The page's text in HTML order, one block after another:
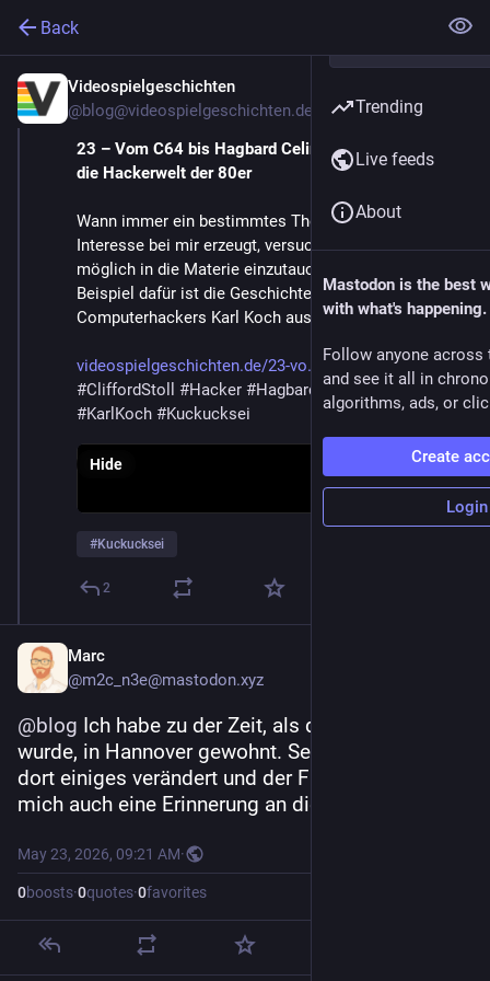
Back
Videospielgeschichten
@blog@videospielgeschichten.de
23 – Vom C64 bis Hagbard Celine: Mein Deep Dive in
die Hackerwelt der 80er
Wann immer ein bestimmtes Thema ein größeres
Interesse bei mir erzeugt, versuche ich so tief wie
möglich in die Materie einzutauchen. Ein perfektes
Beispiel dafür ist die Geschichte des
Computerhackers Karl Koch aus Hannover.
videospielgeschichten.de/23-vo #23 #C64 #CeBIT
#CliffordStoll
#Hacker #HagbardCeline #Illuminatus
#KarlKoch #Kuckucksei
Hide
#Kuckucksei
2
Marc
@m2c_n3e@mastodon.xyz
@blog Ich habe zu der Zeit, als der Film gedreht
wurde, in Hannover gewohnt. Seitdem hat sich
dort einiges verändert und der Film ist daher für
mich auch eine Erinnerung an die späten 90er.
May 23, 2026, 09:21 AM·
0boosts·0quotes·0favorites
Trending
Live feeds
About
Mastodon is the best
with what's happening.
Follow anyone across
and see it all in
algorithms, ads, or
Create
Login